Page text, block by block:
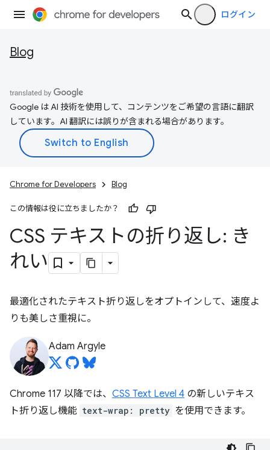
ログイン
Blog
Google は AI 技術を使用して、コンテンツをご希望の言語に翻訳
しています。AI 翻訳には誤りが含まれる場合があります。
Chrome for Developers Blog
この情報は役に立ちましたか？
CSS テキストの折り返し: き
れい
最適化されたテキスト折り返しをオプトインして、速度よ
りも美しさ重視に。
Adam Argyle
Chrome 117 以降では、 CSS Text Level 4 の新しいテキス
ト折り返し機能 text-wrap: pretty を使用できます。